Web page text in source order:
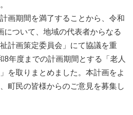
画期間を満了することから、令和
ついて、 地域の代表者からなる
計画策定委員会」にて協議を重
8年度までの計画期間とする「老人
を取りまとめました。本計画をよ
町民の皆様からのご意見を募集し